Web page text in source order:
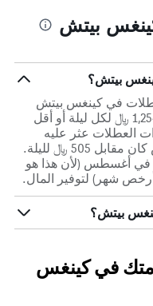
بيتش
بيتش؟
في كينغس بيتش
1,347 ﷼ لكل ليلة ، ولكن يعتبر سعر 1,254 ﷼ لكل ليلة أو أقل
العطلات عثر عليه
المستخدمون مؤخراً في كينغس بيتش كان مقابل 505 ﷼ لليلة.
في أغسطس (لأن هذا هو
شهر) لتوفير المال.
بيتش؟
في كينغس